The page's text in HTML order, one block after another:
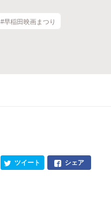
#早稲田映画まつり
シェア
ツイート